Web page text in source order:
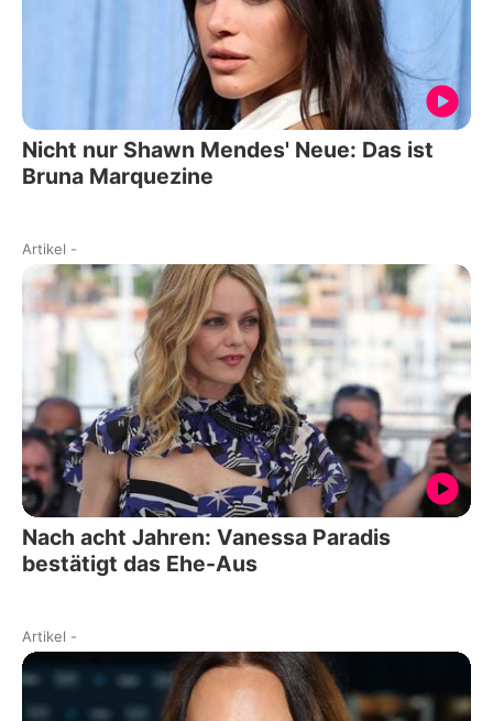
Nicht nur Shawn Mendes' Neue: Das ist
Bruna Marquezine
Artikel -
Nach acht Jahren: Vanessa Paradis
bestätigt das Ehe-Aus
Artikel -